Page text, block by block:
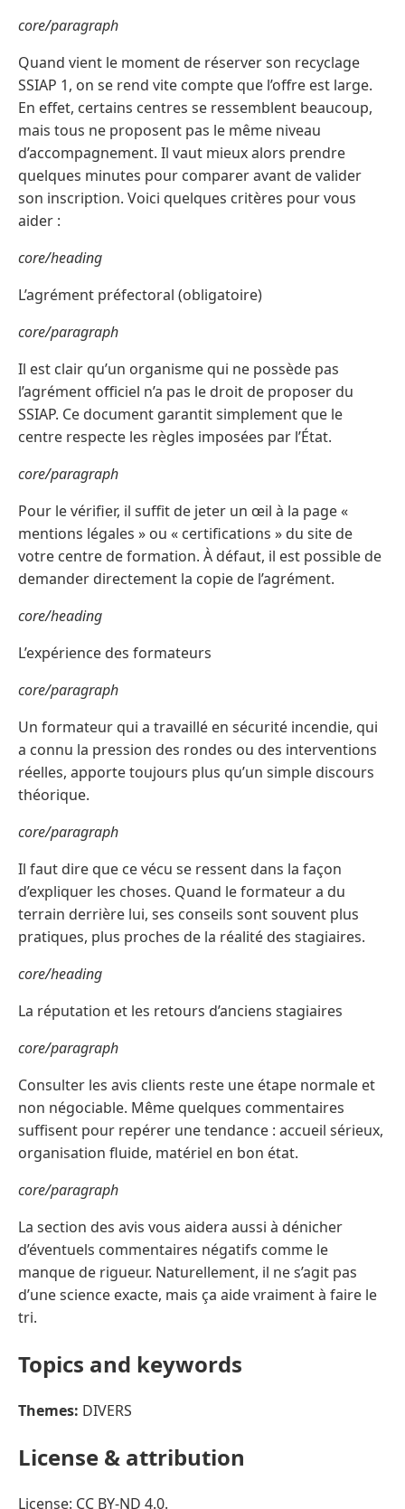
core/paragraph
Quand vient le moment de réserver son recyclage
SSIAP 1, on se rend vite compte que l’offre est large.
En effet, certains centres se ressemblent beaucoup,
mais tous ne proposent pas le même niveau
d’accompagnement. Il vaut mieux alors prendre
quelques minutes pour comparer avant de valider
son inscription. Voici quelques critères pour vous
aider :
core/heading
L’agrément préfectoral (obligatoire)
core/paragraph
Il est clair qu’un organisme qui ne possède pas
l’agrément officiel n’a pas le droit de proposer du
SSIAP. Ce document garantit simplement que le
centre respecte les règles imposées par l’État.
core/paragraph
Pour le vérifier, il suffit de jeter un œil à la page «
mentions légales » ou « certifications » du site de
votre centre de formation. À défaut, il est possible de
demander directement la copie de l’agrément.
core/heading
L’expérience des formateurs
core/paragraph
Un formateur qui a travaillé en sécurité incendie, qui
a connu la pression des rondes ou des interventions
réelles, apporte toujours plus qu’un simple discours
théorique.
core/paragraph
Il faut dire que ce vécu se ressent dans la façon
d’expliquer les choses. Quand le formateur a du
terrain derrière lui, ses conseils sont souvent plus
pratiques, plus proches de la réalité des stagiaires.
core/heading
La réputation et les retours d’anciens stagiaires
core/paragraph
Consulter les avis clients reste une étape normale et
non négociable. Même quelques commentaires
suffisent pour repérer une tendance : accueil sérieux,
organisation fluide, matériel en bon état.
core/paragraph
La section des avis vous aidera aussi à dénicher
d’éventuels commentaires négatifs comme le
manque de rigueur. Naturellement, il ne s’agit pas
d’une science exacte, mais ça aide vraiment à faire le
tri.
Topics and keywords
Themes: DIVERS
License & attribution
License: CC BY-ND 4.0.